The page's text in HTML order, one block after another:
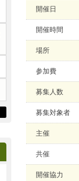
開催日
開催時間
場所
参加費
募集人数
募集対象者
主催
共催
開催協力